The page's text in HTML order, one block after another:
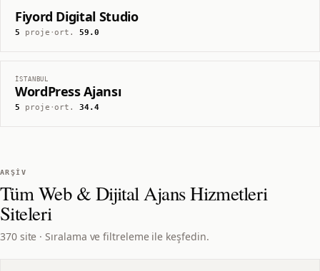
Fiyord Digital Studio
5 proje ·ort.59.0
İSTANBUL
WordPress Ajansı
5 proje ·ort.34.4
ARŞIV
TümWeb & Dijital Ajans Hizmetleri
Siteleri
370 site · Sıralama ve filtreleme ile keşfedin.